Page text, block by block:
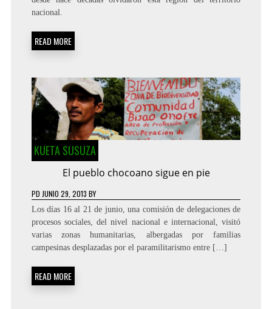
nacional.
READ MORE
KUETA SUSUZA
El pueblo chocoano sigue en pie
PD JUNIO 29, 2013 BY
Los días 16 al 21 de junio, una comisión de delegaciones de
procesos sociales, del nivel nacional e internacional, visitó
varias zonas humanitarias, albergadas por familias
campesinas desplazadas por el paramilitarismo entre […]
READ MORE